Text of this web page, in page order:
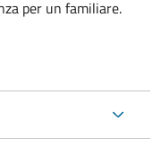
per un familiare.